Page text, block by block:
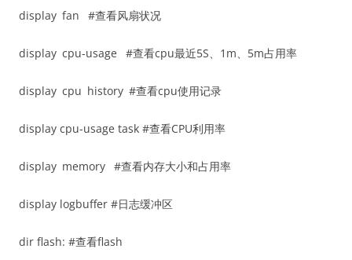
display fan #查看风扇状况
display cpu-usage #查看cpu最近5S、1m、5m占用率
display cpu history #查看cpu使用记录
display cpu-usage task #查看CPU利用率
display memory #查看内存大小和占用率
display logbuffer #日志缓冲区
dir flash: #查看flash